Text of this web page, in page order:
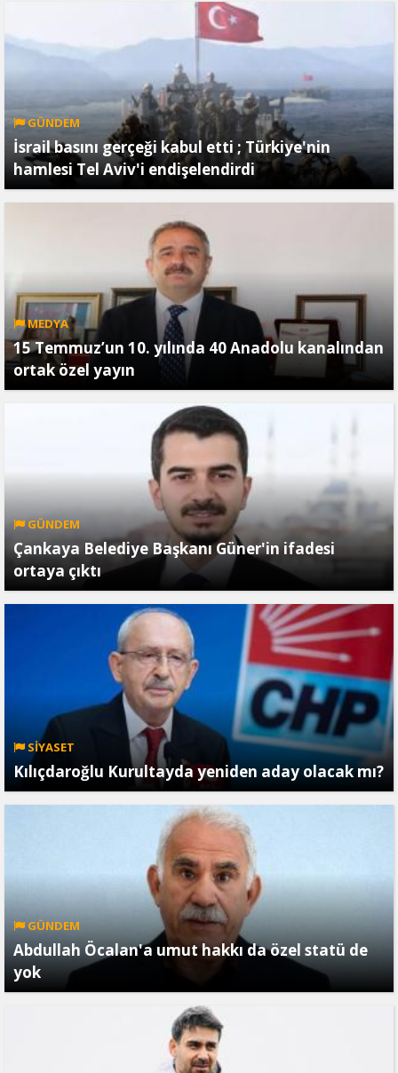
GÜNDEM
İsrail basını gerçeği kabul etti ; Türkiye'nin
hamlesi Tel Aviv'i endişelendirdi
MEDYA
15 Temmuz’un 10. yılında 40 Anadolu kanalından
ortak özel yayın
GÜNDEM
Çankaya Belediye Başkanı Güner'in ifadesi
ortaya çıktı
SİYASET
Kılıçdaroğlu Kurultayda yeniden aday olacak mı?
GÜNDEM
Abdullah Öcalan'a umut hakkı da özel statü de
yok